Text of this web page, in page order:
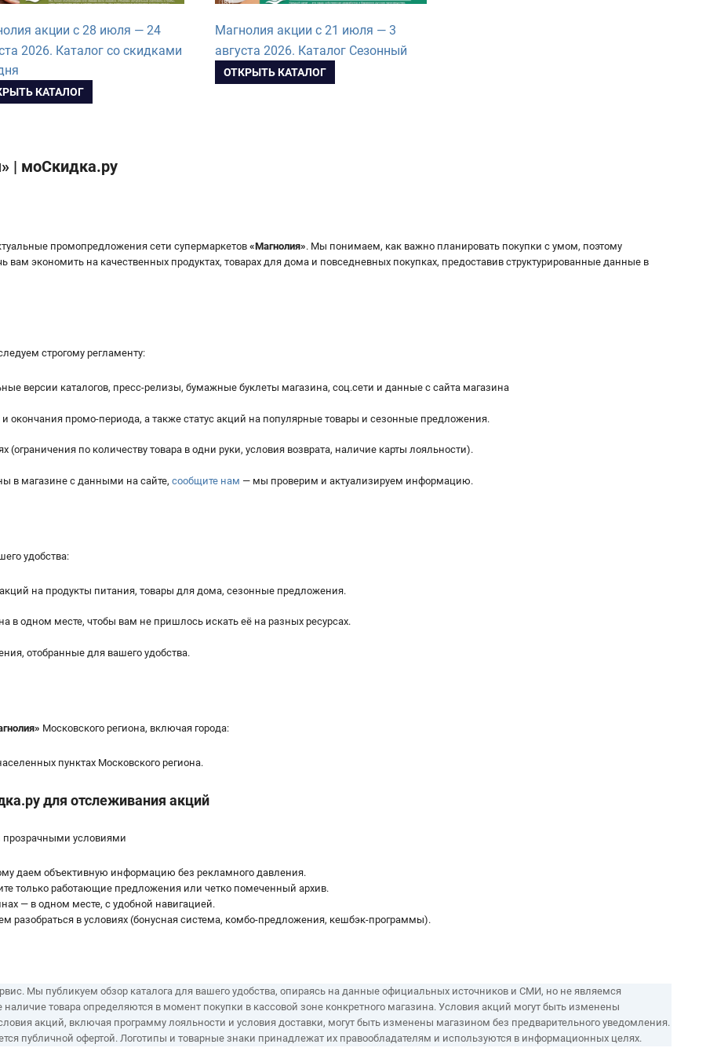
акции с 28 июля — 24
2026. Каталог со скидками
КАТАЛОГ
Магнолия акции с 21 июля — 3
августа 2026. Каталог Сезонный
ОТКРЫТЬ КАТАЛОГ
| моСкидка.ру
промопредложения сети супермаркетов «Магнолия». Мы понимаем, как важно планировать покупки с умом, поэтому
экономить на качественных продуктах, товарах для дома и повседневных покупках, предоставив структурированные данные в
строгому регламенту:
версии каталогов, пресс-релизы, бумажные буклеты магазина, соц.сети и данные с сайта магазина
окончания промо-периода, а также статус акций на популярные товары и сезонные предложения.
(ограничения по количеству товара в одни руки, условия возврата, наличие карты лояльности).
в магазине с данными на сайте,сообщите нам — мы проверим и актуализируем информацию.
удобства:
на продукты питания, товары для дома, сезонные предложения.
в одном месте, чтобы вам не пришлось искать её на разных ресурсах.
отобранные для вашего удобства.
» Московского региона, включая города:
пунктах Московского региона.
для отслеживания акций
прозрачными условиями
даем объективную информацию без рекламного давления.
только работающие предложения или четко помеченный архив.
— в одном месте, с удобной навигацией.
в условиях (бонусная система, комбо-предложения, кешбэк-программы).
Мы публикуем обзор каталога для вашего удобства, опираясь на данные официальных источников и СМИ, но не являемся
товара определяются в момент покупки в кассовой зоне конкретного магазина. Условия акций могут быть изменены
акций, включая программу лояльности и условия доставки, могут быть изменены магазином без предварительного уведомления.
публичной офертой. Логотипы и товарные знаки принадлежат их правообладателям и используются в информационных целях.